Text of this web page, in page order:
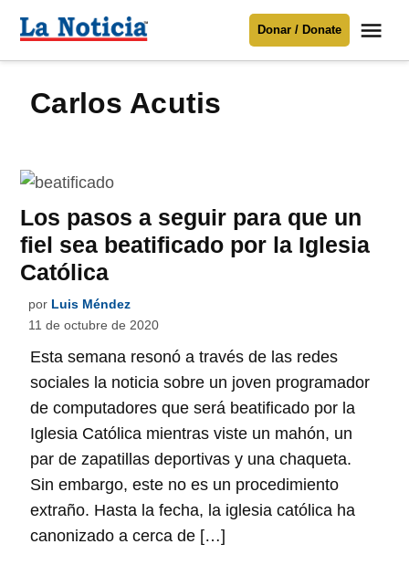
Para mantenerte informado necesitamos
contenido
Noticia
Donar / Donate
Carlos Acutis
Los pasos a seguir para que un
fiel sea beatificado por la Iglesia
Católica
por Luis Méndez
11 de octubre de 2020
Esta semana resonó a través de las redes
sociales la noticia sobre un joven programador
de computadores que será beatificado por la
Iglesia Católica mientras viste un mahón, un
par de zapatillas deportivas y una chaqueta.
Sin embargo, este no es un procedimiento
extraño. Hasta la fecha, la iglesia católica ha
canonizado a cerca de […]